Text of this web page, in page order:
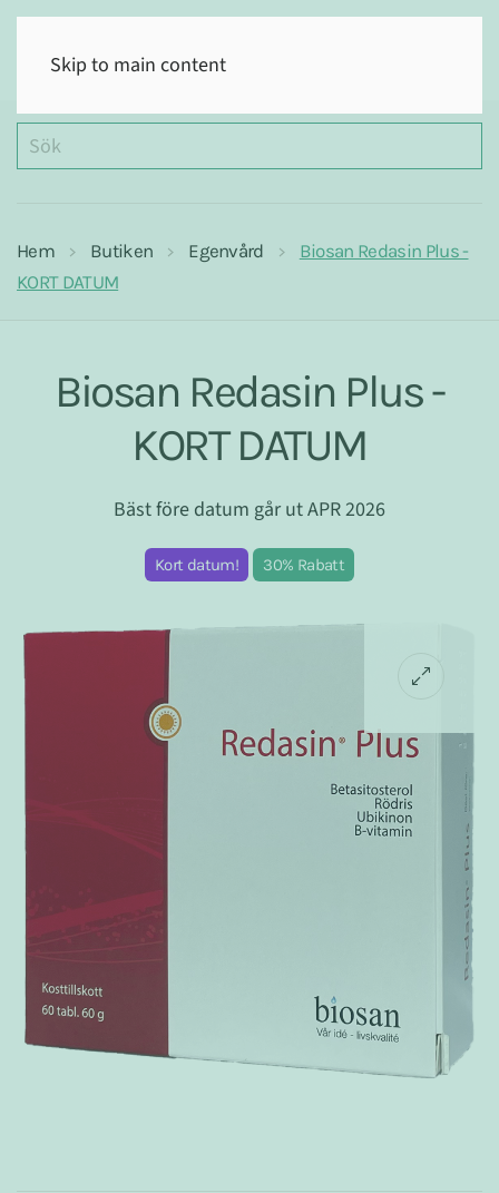
Skip to main content
Hem Butiken Egenvård
Biosan Redasin Plus -
KORT DATUM
Biosan Redasin Plus -
KORT DATUM
Bäst före datum går ut APR 2026
Kort datum! 30% Rabatt